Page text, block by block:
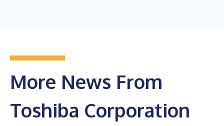
More News From
Toshiba Corporation